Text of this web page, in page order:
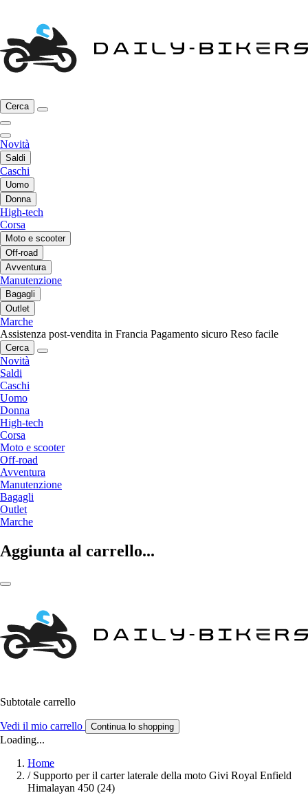
Cerca
Novità
Saldi
Caschi
Uomo
Donna
High-tech
Corsa
Moto e scooter
Off-road
Avventura
Manutenzione
Bagagli
Outlet
Marche
Assistenza post-vendita in Francia Pagamento sicuro Reso facile
Cerca
Novità
Saldi
Caschi
Uomo
Donna
High-tech
Corsa
Moto e scooter
Off-road
Avventura
Manutenzione
Bagagli
Outlet
Marche
Aggiunta al carrello...
Subtotale carrello
Vedi il mio carrello Continua lo shopping
Loading...
Home
/ Supporto per il carter laterale della moto Givi Royal Enfield
Himalayan 450 (24)